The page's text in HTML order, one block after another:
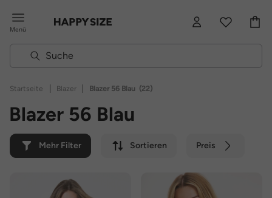
Menü
Startseite | Blazer | Blazer 56 Blau (22)
Blazer 56 Blau
Mehr Filter Sortieren Preis